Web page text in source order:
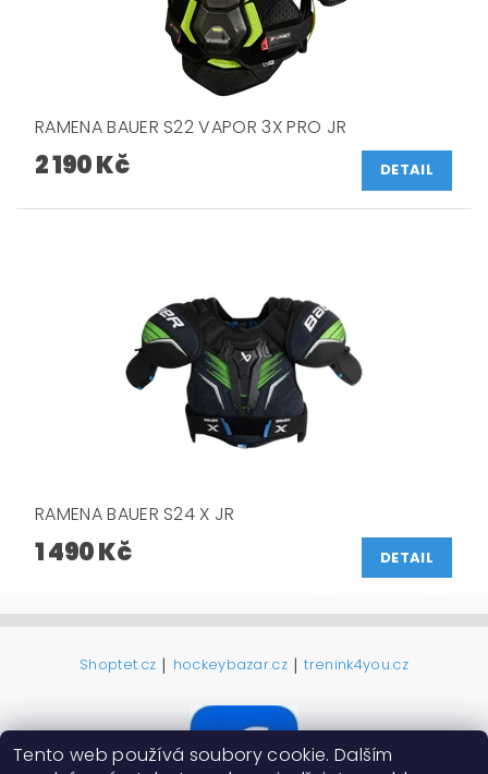
RAMENA BAUER S22 VAPOR 3X PRO JR
2 190 Kč DETAIL
RAMENA BAUER S24 X JR
1 490 Kč DETAIL
Shoptet.cz | hockeybazar.cz | trenink4you.cz
Tento web používá soubory cookie. Dalším